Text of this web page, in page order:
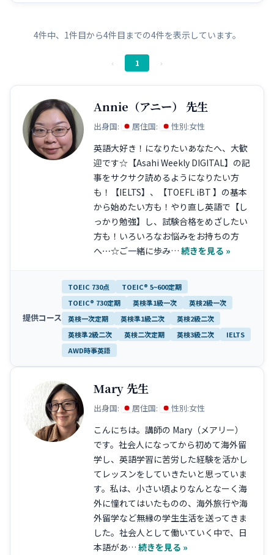
4件中、1件目から4件目までの4件を表示しています。
‹ 1 ›
Annie（アニー） 先生
出身国: 居住国: 性別:女性
英語大好き！になりたいあなたへ、大歓
迎です☆【Asahi Weekly DIGITAL】の記
事をサクサク読めるようになりたい方
も！【IELTS】、【TOEFL iBT 】の基本
から始めたい方も！やり直し英語で【し
っかり勉強】し、試験合格をめざしたい
方も！いろいろなお悩みをお持ちの方
へ⋯☆ご一緒に歩み… 続きを見る »
提供コース
Mary 先生
出身国: 居住国: 性別:女性
こんにちは。講師の Mary（メアリー）
です。社会人になってから初めて海外留
学し、英語学習に苦労した経験を活かし
てレッスンをしていきたいと思っていま
す。私は、小さい頃よりなんとなーく海
外に憧れてはいたものの、海外旅行や海
外留学など無縁の学生生活を送ってきま
した。社会人として働いていく中で、日
本語があ… 続きを見る »